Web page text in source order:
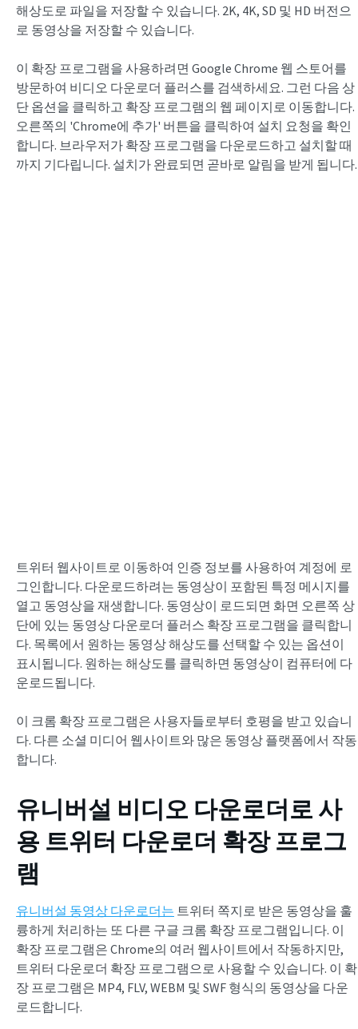
해상도로 파일을 저장할 수 있습니다. 2K, 4K, SD 및 HD 버전으
로 동영상을 저장할 수 있습니다.
이 확장 프로그램을 사용하려면 Google Chrome 웹 스토어를
방문하여 비디오 다운로더 플러스를 검색하세요. 그런 다음 상
단 옵션을 클릭하고 확장 프로그램의 웹 페이지로 이동합니다.
오른쪽의 'Chrome에 추가' 버튼을 클릭하여 설치 요청을 확인
합니다. 브라우저가 확장 프로그램을 다운로드하고 설치할 때
까지 기다립니다. 설치가 완료되면 곧바로 알림을 받게 됩니다.
트위터 웹사이트로 이동하여 인증 정보를 사용하여 계정에 로
그인합니다. 다운로드하려는 동영상이 포함된 특정 메시지를
열고 동영상을 재생합니다. 동영상이 로드되면 화면 오른쪽 상
단에 있는 동영상 다운로더 플러스 확장 프로그램을 클릭합니
다. 목록에서 원하는 동영상 해상도를 선택할 수 있는 옵션이
표시됩니다. 원하는 해상도를 클릭하면 동영상이 컴퓨터에 다
운로드됩니다.
이 크롬 확장 프로그램은 사용자들로부터 호평을 받고 있습니
다. 다른 소셜 미디어 웹사이트와 많은 동영상 플랫폼에서 작동
합니다.
유니버설 비디오 다운로더로 사
용 트위터 다운로더 확장 프로그
램
유니버설 동영상 다운로더는 트위터 쪽지로 받은 동영상을 훌
륭하게 처리하는 또 다른 구글 크롬 확장 프로그램입니다. 이
확장 프로그램은 Chrome의 여러 웹사이트에서 작동하지만,
트위터 다운로더 확장 프로그램으로 사용할 수 있습니다. 이 확
장 프로그램은 MP4, FLV, WEBM 및 SWF 형식의 동영상을 다운
로드합니다.